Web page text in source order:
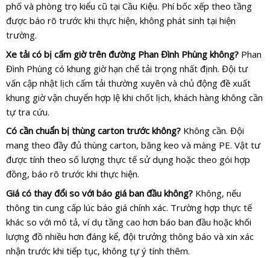
phố và phòng trọ kiểu cũ tại Cầu Kiệu. Phí bốc xếp theo tầng
được báo rõ trước khi thực hiện, không phát sinh tại hiện
trường.
Xe tải có bị cấm giờ trên đường Phan Đình Phùng không? Phan
Đình Phùng có khung giờ hạn chế tải trọng nhất định. Đội tư
vấn cập nhật lịch cấm tải thường xuyên và chủ động đề xuất
khung giờ vận chuyển hợp lệ khi chốt lịch, khách hàng không cần
tự tra cứu.
Có cần chuẩn bị thùng carton trước không? Không cần. Đội
mang theo đầy đủ thùng carton, băng keo và màng PE. Vật tư
được tính theo số lượng thực tế sử dụng hoặc theo gói hợp
đồng, báo rõ trước khi thực hiện.
Giá có thay đổi so với báo giá ban đầu không? Không, nếu
thông tin cung cấp lúc báo giá chính xác. Trường hợp thực tế
khác so với mô tả, ví dụ tầng cao hơn báo ban đầu hoặc khối
lượng đồ nhiều hơn đáng kể, đội trưởng thông báo và xin xác
nhận trước khi tiếp tục, không tự ý tính thêm.